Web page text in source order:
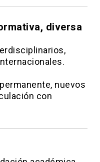
diversa
nuevos
con